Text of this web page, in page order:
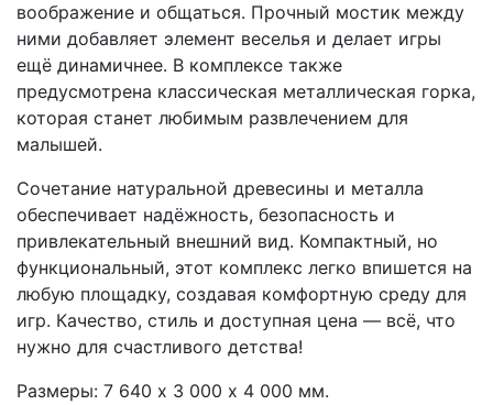
воображение и общаться. Прочный мостик между
ними добавляет элемент веселья и делает игры
ещё динамичнее. В комплексе также
предусмотрена классическая металлическая горка,
которая станет любимым развлечением для
малышей.
Сочетание натуральной древесины и металла
обеспечивает надёжность, безопасность и
привлекательный внешний вид. Компактный, но
функциональный, этот комплекс легко впишется на
любую площадку, создавая комфортную среду для
игр. Качество, стиль и доступная цена — всё, что
нужно для счастливого детства!
Размеры: 7 640 х 3 000 х 4 000 мм.